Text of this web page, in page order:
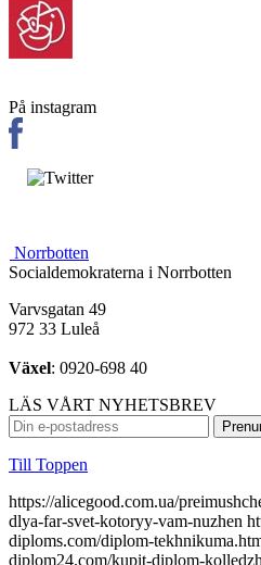
På instagram
Norrbotten
Socialdemokraterna i Norrbotten
Varvsgatan 49
972 33 Luleå
Växel: 0920-698 40
LÄS VÅRT NYHETSBREV
Till Toppen
https://alicegood.com.ua/preimushchestva-kachestvennogo-stekla-dlya-far-svet-kotoryy-vam-nuzhen https://aurus-diploms.com/diplom-tekhnikuma.html https://gosznac-diplom24.com/kupit-diplom-kolledzha купить диплом бакалавра купить диплом охранника https://ru-diplomirovans.com/аттестат-9-классов https://lands-diplomix.com/goroda/orenburg.html купить диплом в ростове-на-дону https://diploman-dok.com/svidetelstvo-o-rozhdenii-sssr1 купить диплом о среднем образовании https://radiplomy.com/kupit-diplom-onlajn https://originality-diplomix.com/маркетолог купить диплом о среднем образовании https://rusd-diploms.com/diplomyi-sssr.html купить диплом в омске https://try-kolduna.com.ua/where-to-buy-bilead-lens.html https://silvestry.com.ua/top-5-powerful-bilead.html http://apartments.dp.ua/optima-bilead-review.html http://companion.com.ua/laser-bilead-future.html http://slovakia.kiev.ua/h7-bilead-lens-guide.html https://join.com.ua/h4-bilead-lens-guide.html https://kfek.org.ua/focus2-bilead-install.html https://lift-load.com.ua/dual-chip-bilead-lens.html http://davinci-design.com.ua/bolt-mount-bilead.html http://funhost.org.ua/bilead-test-drive.html http://comfortdeluxe.com.ua/bilead-selection-criteria.html http://shopsecret.com.ua/bilead-principles.html https://firma.com.ua/bilead-lens-revolution.html http://sun-shop.com.ua/bilead-lens-price-comparison.html https://para-dise.com.ua/bilead-lens-guide.html https://geliosfireworks.com.ua/bilead-installation-guide.html https://tops.net.ua/bilead-buyers-guide.html https://degustator.net.ua/bilead-2024-review.html https://oncology.com.ua/bilead-2022-rating.html https://shop4me.in.ua/bestselling-bilead-2023.html https://crazy-professor.com.ua/aozoom-bilead-review.html http://reklama-sev.com.ua/angel-eyes-bilead.html http://gollos.com.ua/angel-eyes-bilead.html http://jokes.com.ua/ams-bilead-review.html https://greenap.com.ua/adaptive-bilead-future.html http://kvn-tehno.com.ua/3-inch-bilead-market-review.html https://salesup.in.ua/3-inch-bilead-lens-guide.html http://compromat.in.ua/2-5-inch-bilead-lens-guide.html http://vlada.dp.ua/24v-bilead-truck.html https://i-medic.com.ua/steklo-dlya-far-avto-kak-vybrat-kachestvennuyu-zamenu https://renault-club.kiev.ua/zamena-stekla-far-avto-vse-chto-nuzhno-znat https://tehnoprice.in.ua/pochemu-vazhno-kachestvennoe-steklo-dlya-far-avto https://lifeinvest.com.ua/steklo-dlya-far-avto-obzor-populyarnyh-modeley https://warfare.com.ua/zamena-stekla-dlya-far-avto-poshagovaya-instruktsiya https://05161.com.ua/prozrachnost-i-stil-obnovlenie-stekla-far-dlya-avto https://brightwallpapers.com.ua/steklo-dlya-far-avto-kak-vybrat-dolgovechnyj-variant https://3dlevsha.com.ua/top-proizvoditelej-stekla-dlya-far-avto-v-2024-godu https://abank.com.ua/sovety-po-vyboru-stekla-dlya-far-avto-na-chto-obratit-vnimanie https://abshop.com.ua/zamena-stekla-na-farah-avto-kak-uluchshit-vidimost-i-stil https://alicegood.com.ua/preimushchestva-kachestvennogo-stekla-dlya-far-svet-kotoryy-vam-nuzhen https://artflo.com.ua/steklo-dlya-far-avto-obzor-byudzhetnyh-i-premialnyh-variantov https://atlantic-club.com.ua/kak-vybrat-prochnoe-steklo-dlya-far-kotoroe-prosluzhit-dolgo https://atelierdesdelices.com.ua/prozrachnost-i-dolgovechnost-zachem-menyat-steklo-far-avto http://510.com.ua/samostoyatelnaya-zamena-stekla-far-prakticheskie-sovety https://autostill.com.ua/steklo-dlya-far-avto-kak-zamena-uluchshit-osveshchenie-dorogi https://babyphotostar.com.ua/vyibiraem-steklo-dlya-far-rukovodstvo-po-stilyu-i-bezopasnosti https://bagit.com.ua/pochemu-stoit-investirovat-v-kachestvennoe-steklo-dlya https://bagstore.com.ua/problemy-so-steklom-far-kak-ikh-izbezhat-i-kogda-zamenit https://befirst.com.ua/sekrety-ukhoda-za-steklom-far-kak-prodlit-srok-sluzhby https://bike-drive.com.ua/steklo-dlya-far-obzor-novink-i-tendentsiy-2024 https://billiard-classic.com.ua/kakoe-steklo-dlya-far-luchshe-plyusy-i-minusy-razlichnykh-materialov https://ch-z.com.ua/steklo-dlya-far-kak-vybrat-po-tipu-avtomobilya-i-stilyu-vozdizheniya https://bestpeople.com.ua/chem-zamenit-povrezhdennoe-steklo-far-luchshie-alternativy https://daicond.com.ua/steklo-dlya-far-obsuzhdaem-vazhnost-dlya-bezopasnosti-na-doroge https://delavore.com.ua/bi-led-linzy-i-komponenty-provodnik-v-mir-yarkogo-i-chetogo-sveta https://brandwatches.com.ua/kak-bi-led-linzy-uluchshayut-vidimost-i-stil-avtomobilya https://dnmagazine.com.ua/komplekt-bi-led-linz-modernizatsiya-far https://blooms.com.ua/bi-led-linzy-komplektuyushie-vybor https://ameli-studio.com.ua/bi-led-linzy-i-komponenty-maksimum-sveta-pri-minimum-energozatrat https://euro-house.com.ua/kak-bi-led-linzy-vliyayut-na-bezopasnost-i-komfort-vodjeniya https://cpaday.com.ua/innovacii-v-osveshhenii-obzor-luchshih-bi-led-linz-i-komponentov https://cocoshop.com.ua/bi-led-linzy-kak-innovatsionnye-tekhnologii-menyayut-osveshchenie-avto https://cleanshop.com.ua/otkroyte-dlya-sebya-bi-led-linzy-luchshee-osveshchenie-dlya-vashego-avtomobilya https://dragee.com.ua/bi-led-linzy-revolyuciya-v-avtomobilnom-osveshchenii https://eximp.com.ua/komplekt-bi-led-linz-i-komponentov-dlya-idealnyh-far https://e-comex.com.ua/bi-led-linzy-dolgovechnost-i-mosh-sveta-v-komplekte https://